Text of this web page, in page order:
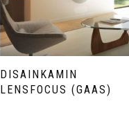
DISAINKAMIN
LENSFOCUS (GAAS)